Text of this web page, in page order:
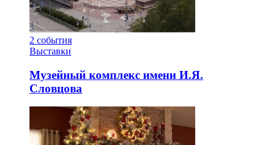
2 события
Выставки
Музейный комплекс имени И.Я.
Словцова